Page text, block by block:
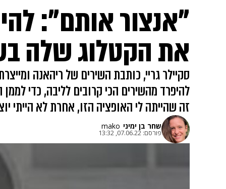
דיגיטל גאווה משפט "אנצור אותם":
את הקטלוג שלה
להיפרד מהשירים הכי קרובים לליבה, כדי
זה שהייתה לי האופציה הזו, אחרת לא הייתי
שחר בן ימיני mako
פורסם: 07.06.22, 13:32